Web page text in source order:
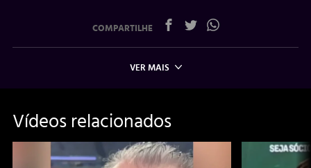
COMPARTILHE
VER MAIS
Vídeos relacionados